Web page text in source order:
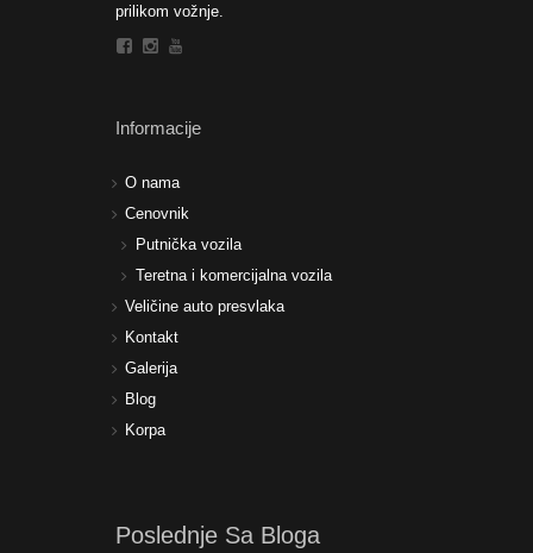
prilikom vožnje.
Informacije
O nama
Cenovnik
Putnička vozila
Teretna i komercijalna vozila
Veličine auto presvlaka
Kontakt
Galerija
Blog
Korpa
Poslednje Sa Bloga